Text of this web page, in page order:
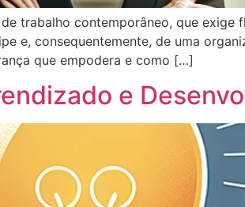
trabalho contemporâneo, que exige
e, consequentemente, de uma
que empodera e como […]
e